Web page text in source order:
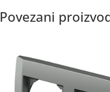
Povezani